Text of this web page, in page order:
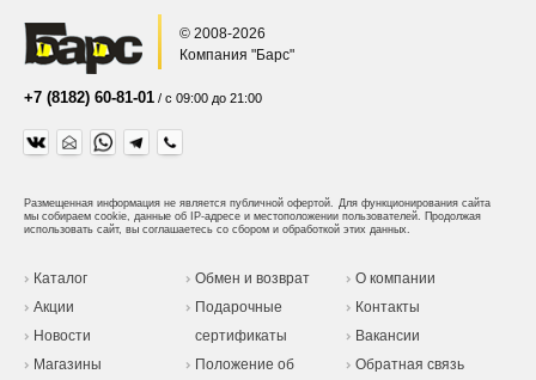
© 2008-2026
Компания "Барс"
+7 (8182) 60-81-01 / с 09:00 до 21:00
Размещенная информация не является публичной офертой. Для функционирования сайта
мы собираем cookie, данные об IP-адресе и местоположении пользователей. Продолжая
использовать сайт, вы соглашаетесь со сбором и обработкой этих данных.
Каталог
Акции
Новости
Магазины
Обмен и возврат
Подарочные
сертификаты
Положение об
О компании
Контакты
Вакансии
Обратная связь